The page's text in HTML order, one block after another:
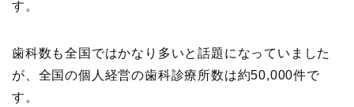
す。
歯科数も全国ではかなり多いと話題になっていました
が、全国の個人経営の歯科診療所数は約50,000件で
す。